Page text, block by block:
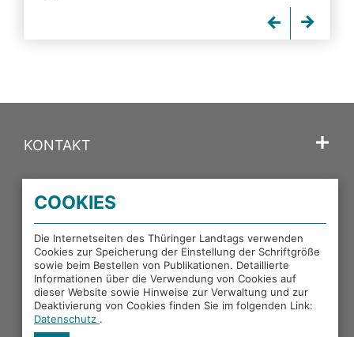
KONTAKT
PORTALE DES THÜRINGER LANDTAGS
EXTERNE LINKS
COOKIES
Die Internetseiten des Thüringer Landtags verwenden
Cookies zur Speicherung der Einstellung der Schriftgröße
sowie beim Bestellen von Publikationen. Detaillierte
Informationen über die Verwendung von Cookies auf
dieser Website sowie Hinweise zur Verwaltung und zur
Deaktivierung von Cookies finden Sie im folgenden Link:
Datenschutz .